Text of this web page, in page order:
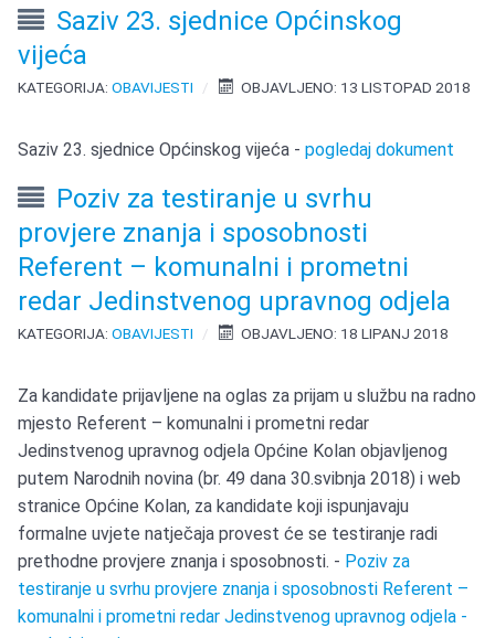
Saziv 23. sjednice Općinskog
vijeća
KATEGORIJA:OBAVIJESTI OBJAVLJENO: 13 LISTOPAD 2018
Saziv 23. sjednice Općinskog vijeća -pogledaj dokument
Poziv za testiranje u svrhu
provjere znanja i sposobnosti
Referent – komunalni i prometni
redar Jedinstvenog upravnog odjela
KATEGORIJA:OBAVIJESTI OBJAVLJENO: 18 LIPANJ 2018
Za kandidate prijavljene na oglas za prijam u službu na radno
mjesto Referent – komunalni i prometni redar
Jedinstvenog upravnog odjela Općine Kolan objavljenog
putem Narodnih novina (br. 49 dana 30.svibnja 2018) i web
stranice Općine Kolan, za kandidate koji ispunjavaju
formalne uvjete natječaja provest će se testiranje radi
prethodne provjere znanja i sposobnosti. - Poziv za
testiranje u svrhu provjere znanja i sposobnosti Referent –
komunalni i prometni redar Jedinstvenog upravnog odjela -